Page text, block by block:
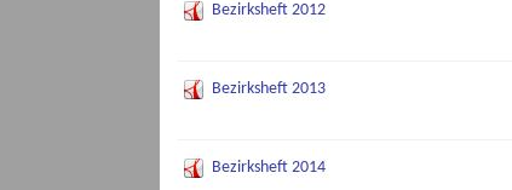
Bezirksheft 2012
Bezirksheft 2013
Bezirksheft 2014